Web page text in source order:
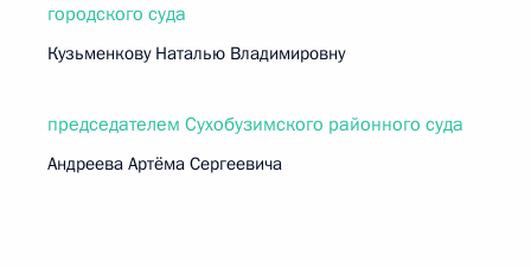
городского суда
Кузьменкову Наталью Владимировну
председателем Сухобузимского районного суда
Андреева Артёма Сергеевича